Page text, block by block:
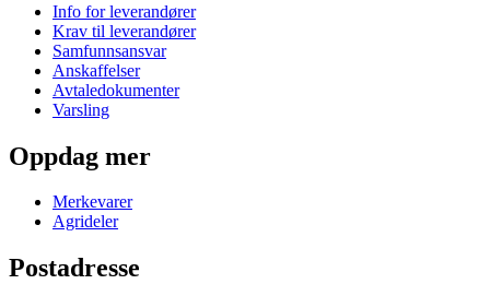
Info for leverandører
Krav til leverandører
Samfunnsansvar
Anskaffelser
Avtaledokumenter
Varsling
Oppdag mer
Merkevarer
Agrideler
Postadresse